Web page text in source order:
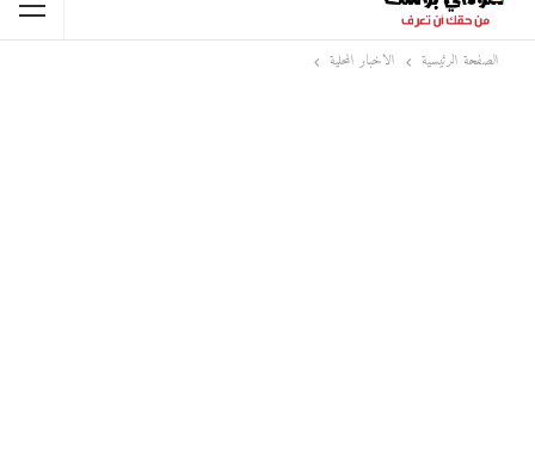
الصفحة الرئيسية الاخبار المحلية